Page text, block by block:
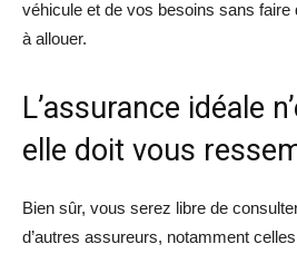
véhicule et de vos besoins sans faire
à allouer.
L’assurance idéale
elle doit vous
Bien sûr, vous serez libre de
d’autres assureurs, notamment